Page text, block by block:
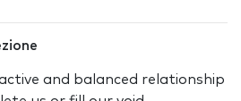
and balanced relationship